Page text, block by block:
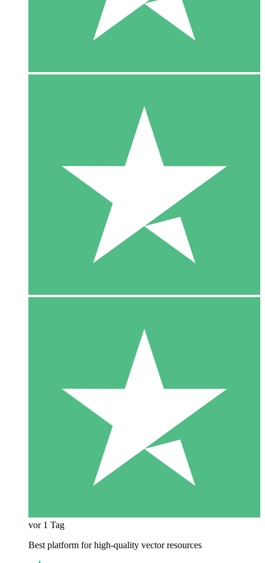
vor 1 Tag
Best platform for high-quality vector resources